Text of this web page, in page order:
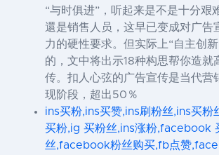
“与时俱进”，听起来是不是十分艰
還是销售人员，这早已变成对广告
力的硬性要求。但实际上“自主创
的，文中将出示18种构思帮你造就
传。扣人心弦的广告宣传是当代营
现阶段，超出50％
ins买粉,ins买赞,ins刷粉丝,ins买粉
买粉,ig 买粉丝,ins涨粉,facebook
丝,facebook粉丝购买,fb点赞